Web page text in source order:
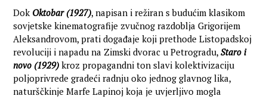
Dok Oktobar (1927), napisan i režiran s budućim klasikom
sovjetske kinematografije zvučnog razdoblja Grigorijem
Aleksandrovom, prati događaje koji prethode Listopadskoj
revoluciji i napadu na Zimski dvorac u Petrogradu,Staro i
novo (1929) kroz propagandni ton slavi kolektivizaciju
poljoprivrede gradeći radnju oko jednog glavnog lika,
naturščkinje Marfe Lapinoj koja je uvjerljivo mogla